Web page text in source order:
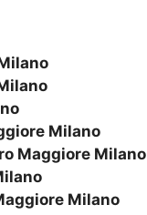
Milano
Maggiore Milano
Milano